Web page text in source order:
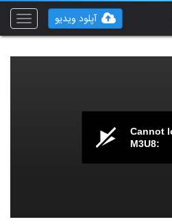
Toggle
آپلود ویدیو
Cannot
M3U8: